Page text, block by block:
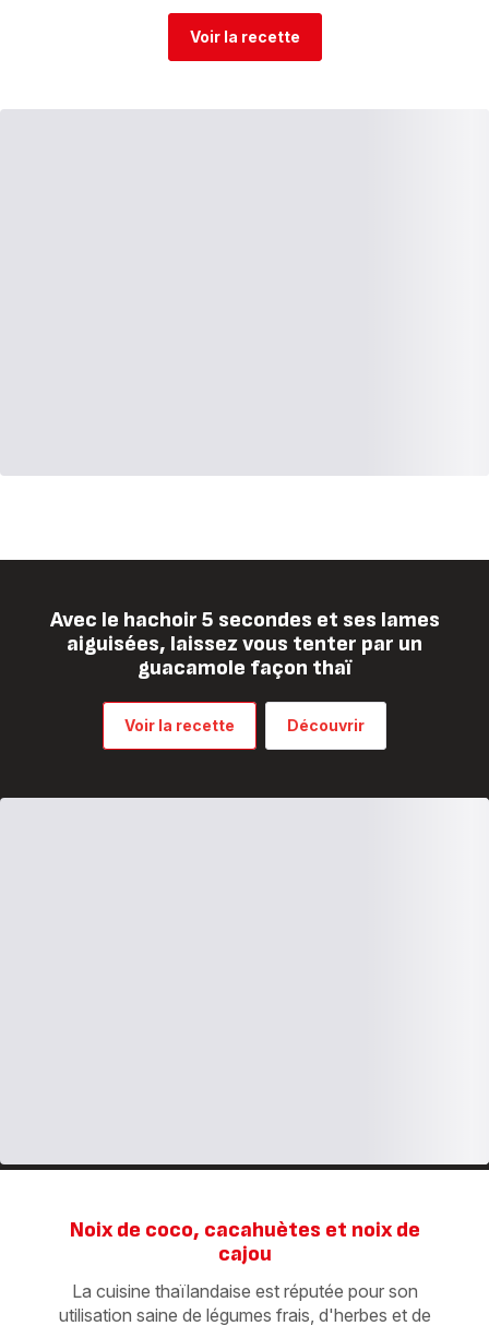
Voir la recette
Avec le hachoir 5 secondes et ses lames
aiguisées, laissez vous tenter par un
guacamole façon thaï
Découvrir
Voir la recette
Noix de coco, cacahuètes et noix de
cajou
La cuisine thaïlandaise est réputée pour son
utilisation saine de légumes frais, d'herbes et de